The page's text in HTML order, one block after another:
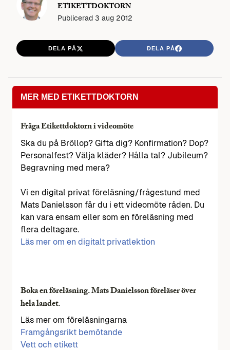
ETIKETTDOKTORN
Publicerad 3 aug 2012
DELA PÅ DELA PÅ
MER MED ETIKETTDOKTORN
Fråga Etikettdoktorn i videomöte
Ska du på Bröllop? Gifta dig? Konfirmation? Dop?
Personalfest? Välja kläder? Hålla tal? Jubileum?
Begravning med mera?
Vi en digital privat föreläsning/frågestund med
Mats Danielsson får du i ett videomöte råden. Du
kan vara ensam eller som en föreläsning med
flera deltagare.
Läs mer om en digitalt privatlektion
Boka en föreläsning. Mats Danielsson föreläser över
hela landet.
Läs mer om föreläsningarna
Framgångsrikt bemötande
Vett och etikett